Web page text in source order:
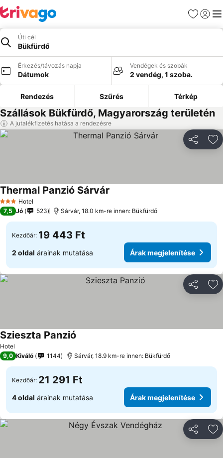
Kedvencek
Úti cél
Bükfürdő
Érkezés/távozás napja
Dátumok
Vendégek és szobák
2 vendég, 1 szoba.
Rendezés Szűrés Térkép
Szállások Bükfürdő, Magyarország területén
A jutalékfizetés hatása a rendezésre
3 Kategória
Hotel
Thermal Panzió Sárvár
7,5 Jó 523 Sárvár, 18.0 km-re innen: Bükfürdő
Kezdőár: 19 443 Ft
2 oldal árainak mutatása Árak megjelenítése
Hotel
Szieszta Panzió
9,0 Kiváló 1144 Sárvár, 18.9 km-re innen: Bükfürdő
Kezdőár: 21 291 Ft
4 oldal árainak mutatása Árak megjelenítése